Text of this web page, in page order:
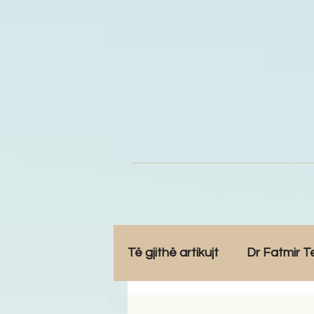
Të gjithë artikujt Dr Fatmir